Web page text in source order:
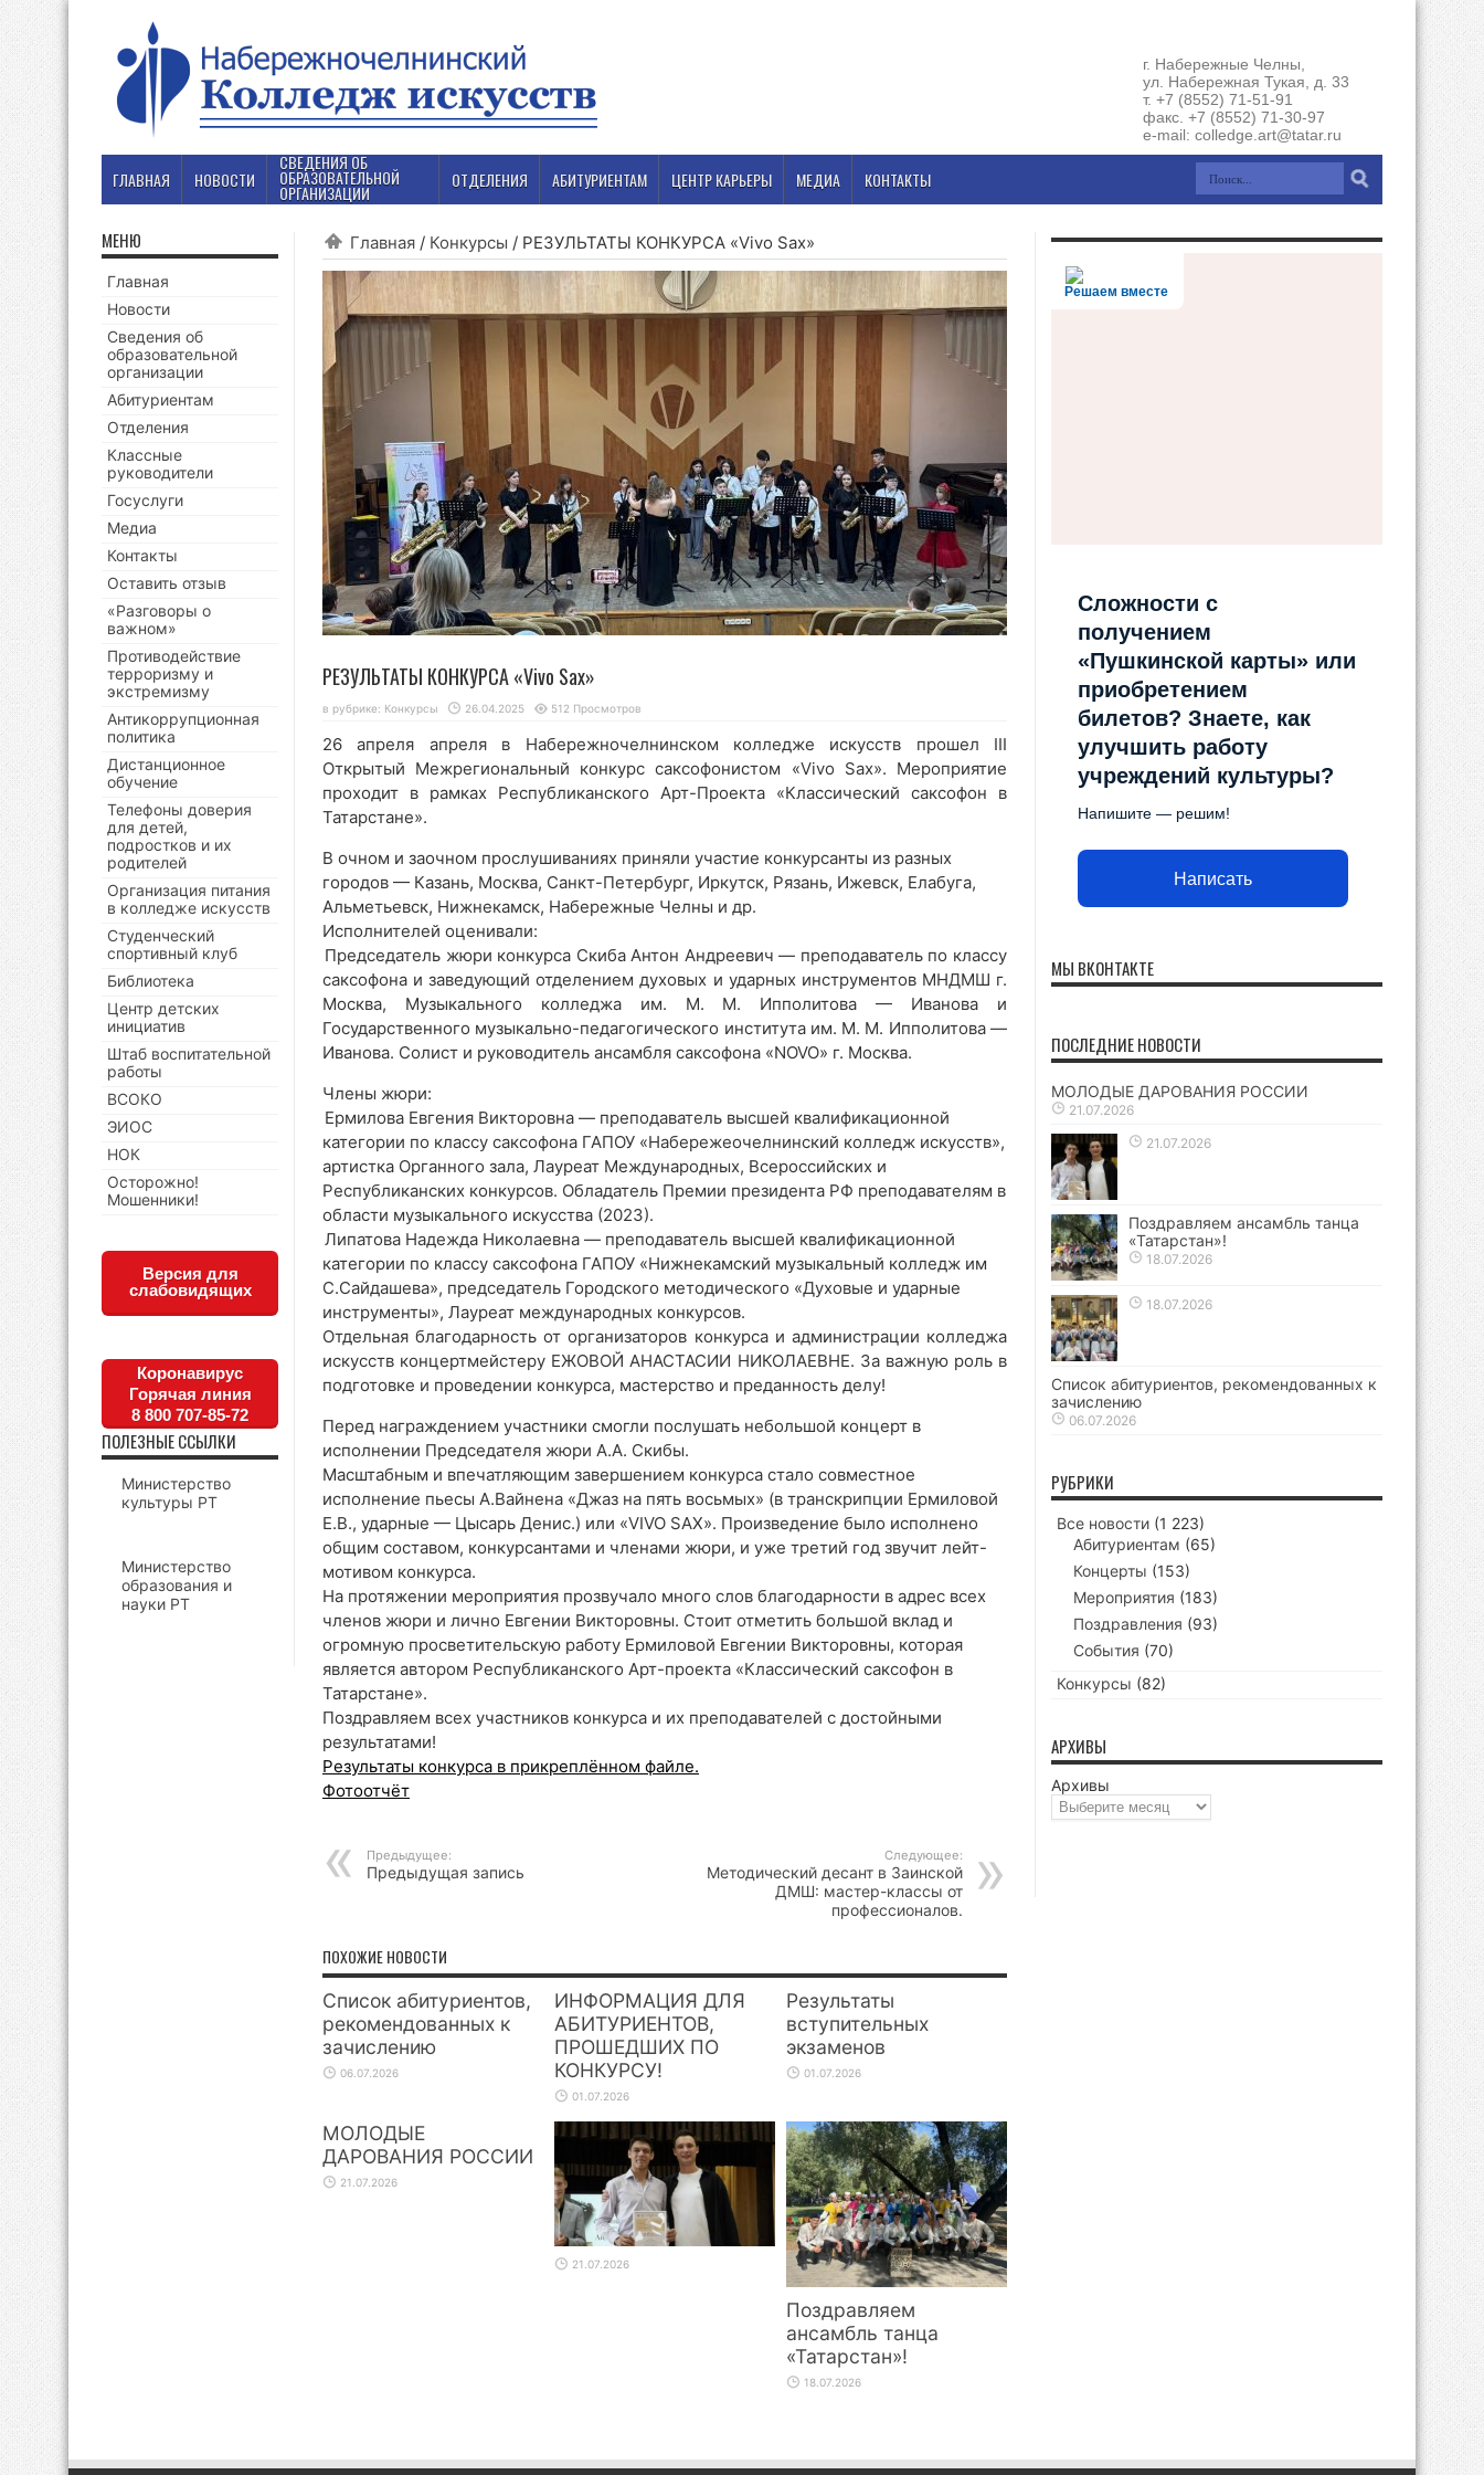
г. Набережные Челны,
ул. Набережная Тукая, д. 33
т. +7 (8552) 71-51-91
факс. +7 (8552) 71-30-97
e-mail: colledge.art@tatar.ru
ГЛАВНАЯ НОВОСТИ
СВЕДЕНИЯ ОБ
ОБРАЗОВАТЕЛЬНОЙ
ОРГАНИЗАЦИИ
ОТДЕЛЕНИЯ АБИТУРИЕНТАМ ЦЕНТР КАРЬЕРЫ МЕДИА КОНТАКТЫ
Главная / Конкурсы / РЕЗУЛЬТАТЫ КОНКУРСА «Vivo Sax»
РЕЗУЛЬТАТЫ КОНКУРСА «Vivo Sax»
в рубрике: Конкурсы 26.04.2025 512 Просмотров
26 апреля апреля в Набережночелнинском колледже искусств прошел III
Открытый Межрегиональный конкурс саксофонистом «Vivo Sax». Мероприятие
проходит в рамках Республиканского Арт-Проекта «Классический саксофон в
Татарстане».
В очном и заочном прослушиваниях приняли участие конкурсанты из разных
городов — Казань, Москва, Санкт-Петербург, Иркутск, Рязань, Ижевск, Елабуга,
Альметьевск, Нижнекамск, Набережные Челны и др.
Исполнителей оценивали:
Председатель жюри конкурса Скиба Антон Андреевич — преподаватель по классу
саксофона и заведующий отделением духовых и ударных инструментов МНДМШ г.
Москва, Музыкального колледжа им. М. М. Ипполитова — Иванова и
Государственного музыкально-педагогического института им. М. М. Ипполитова —
Иванова. Солист и руководитель ансамбля саксофона «NOVO» г. Москва.
Члены жюри:
Ермилова Евгения Викторовна — преподаватель высшей квалификационной
категории по классу саксофона ГАПОУ «Набережеочелнинский колледж искусств»,
артистка Органного зала, Лауреат Международных, Всероссийских и
Республиканских конкурсов. Обладатель Премии президента РФ преподавателям в
области музыкального искусства (2023).
Липатова Надежда Николаевна — преподаватель высшей квалификационной
категории по классу саксофона ГАПОУ «Нижнекамский музыкальный колледж им
С.Сайдашева», председатель Городского методического «Духовые и ударные
инструменты», Лауреат международных конкурсов.
Отдельная благодарность от организаторов конкурса и администрации колледжа
искусств концертмейстеру ЕЖОВОЙ АНАСТАСИИ НИКОЛАЕВНЕ. За важную роль в
подготовке и проведении конкурса, мастерство и преданность делу!
Перед награждением участники смогли послушать небольшой концерт в
исполнении Председателя жюри А.А. Скибы.
Масштабным и впечатляющим завершением конкурса стало совместное
исполнение пьесы А.Вайнена «Джаз на пять восьмых» (в транскрипции Ермиловой
Е.В., ударные — Цысарь Денис.) или «VIVO SAX». Произведение было исполнено
общим составом, конкурсантами и членами жюри, и уже третий год звучит лейт-
мотивом конкурса.
На протяжении мероприятия прозвучало много слов благодарности в адрес всех
членов жюри и лично Евгении Викторовны. Стоит отметить большой вклад и
огромную просветительскую работу Ермиловой Евгении Викторовны, которая
является автором Республиканского Арт-проекта «Классический саксофон в
Татарстане».
Поздравляем всех участников конкурса и их преподавателей с достойными
результатами!
Результаты конкурса в прикреплённом файле.
Фотоотчёт
Предыдущее:
Предыдущая запись
Следующее:
Методический десант в Заинской
ДМШ: мастер-классы от
профессионалов.
ПОХОЖИЕ НОВОСТИ
Список абитуриентов,
рекомендованных к
зачислению
06.07.2026
ИНФОРМАЦИЯ ДЛЯ
АБИТУРИЕНТОВ,
ПРОШЕДШИХ ПО
КОНКУРСУ!
01.07.2026
Результаты
вступительных
экзаменов
01.07.2026
МОЛОДЫЕ
ДАРОВАНИЯ РОССИИ
21.07.2026
21.07.2026
Поздравляем
ансамбль танца
«Татарстан»!
18.07.2026
МЕНЮ
Главная
Новости
Сведения об
образовательной
организации
Абитуриентам
Отделения
Классные
руководители
Госуслуги
Медиа
Контакты
Оставить отзыв
«Разговоры о
важном»
Противодействие
терроризму и
экстремизму
Антикоррупционная
политика
Дистанционное
обучение
Телефоны доверия
для детей,
подростков и их
родителей
Организация питания
в колледже искусств
Студенческий
спортивный клуб
Библиотека
Центр детских
инициатив
Штаб воспитательной
работы
ВСОКО
ЭИОС
НОК
Осторожно!
Мошенники!
Версия для
слабовидящих
Коронавирус
Горячая линия
8 800 707-85-72
ПОЛЕЗНЫЕ ССЫЛКИ
Министерство
культуры РТ
Министерство
образования и
науки РТ
Решаем вместе
Сложности с
получением
«Пушкинской карты» или
приобретением
билетов? Знаете, как
улучшить работу
учреждений культуры?
Напишите — решим!
Написать
МЫ ВКОНТАКТЕ
ПОСЛЕДНИЕ НОВОСТИ
МОЛОДЫЕ ДАРОВАНИЯ РОССИИ
21.07.2026
21.07.2026
Поздравляем ансамбль танца
«Татарстан»!
18.07.2026
18.07.2026
Список абитуриентов, рекомендованных к
зачислению
06.07.2026
РУБРИКИ
Все новости (1 223)
Абитуриентам (65)
Концерты (153)
Мероприятия (183)
Поздравления (93)
События (70)
Конкурсы (82)
АРХИВЫ
Архивы